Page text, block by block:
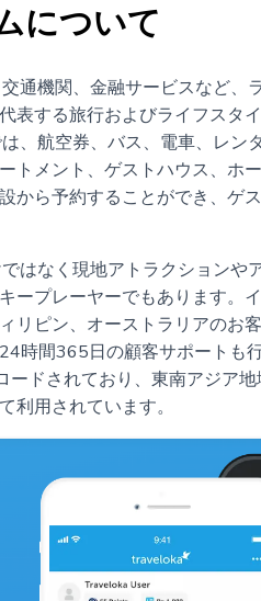
について
通機関、金融サービスなど、
表する旅行およびライフスタ
、航空券、バス、電車、レ
トメント、ゲストハウス、ホ
から予約することができ、ゲ
はなく現地アトラクションや
ープレーヤーでもあります。
リピン、オーストラリアのお
時間365日の顧客サポートも
ドされており、東南アジア
利用されています。